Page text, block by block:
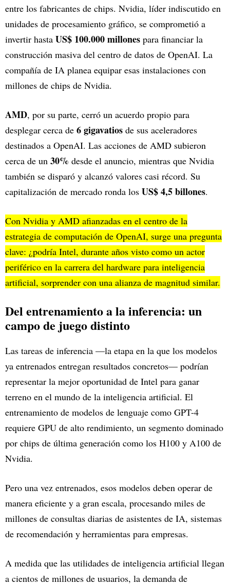
entre los fabricantes de chips. Nvidia, líder indiscutido en
unidades de procesamiento gráfico, se comprometió a
invertir hasta US$ 100.000 millones para financiar la
construcción masiva del centro de datos de OpenAI. La
compañía de IA planea equipar esas instalaciones con
millones de chips de Nvidia.
AMD, por su parte, cerró un acuerdo propio para
desplegar cerca de 6 gigavatios de sus aceleradores
destinados a OpenAI. Las acciones de AMD subieron
cerca de un 30% desde el anuncio, mientras que Nvidia
también se disparó y alcanzó valores casi récord. Su
capitalización de mercado ronda los US$ 4,5 billones.
Con Nvidia y AMD afianzadas en el centro de la
estrategia de computación de OpenAI, surge una pregunta
clave: ¿podría Intel, durante años visto como un actor
periférico en la carrera del hardware para inteligencia
artificial, sorprender con una alianza de magnitud similar.
Del entrenamiento a la inferencia: un
campo de juego distinto
Las tareas de inferencia —la etapa en la que los modelos
ya entrenados entregan resultados concretos— podrían
representar la mejor oportunidad de Intel para ganar
terreno en el mundo de la inteligencia artificial. El
entrenamiento de modelos de lenguaje como GPT-4
requiere GPU de alto rendimiento, un segmento dominado
por chips de última generación como los H100 y A100 de
Nvidia.
Pero una vez entrenados, esos modelos deben operar de
manera eficiente y a gran escala, procesando miles de
millones de consultas diarias de asistentes de IA, sistemas
de recomendación y herramientas para empresas.
A medida que las utilidades de inteligencia artificial llegan
a cientos de millones de usuarios, la demanda de